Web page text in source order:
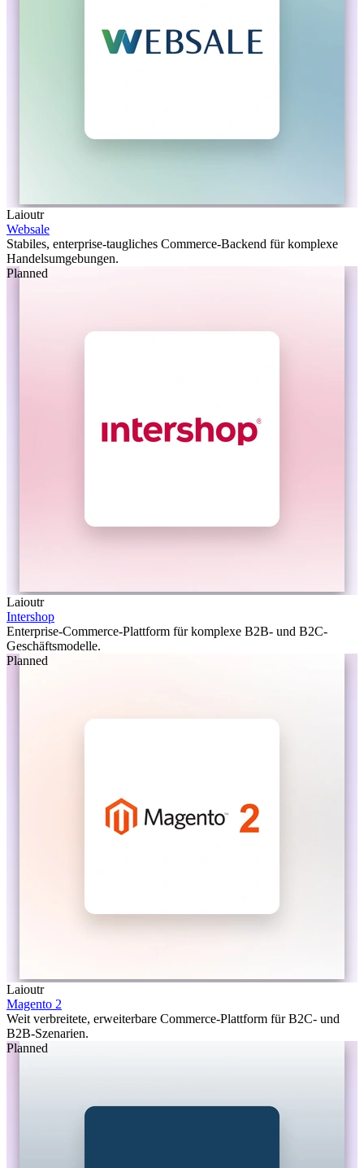
Laioutr
Websale
Stabiles, enterprise-taugliches Commerce-Backend für komplexe
Handelsumgebungen.
Planned
Laioutr
Intershop
Enterprise-Commerce-Plattform für komplexe B2B- und B2C-
Geschäftsmodelle.
Planned
Laioutr
Magento 2
Weit verbreitete, erweiterbare Commerce-Plattform für B2C- und
B2B-Szenarien.
Planned